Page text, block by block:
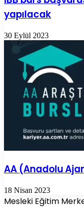
yapılacak
30 Eylül 2023
AA (Anadolu
18 Nisan 2023
Mesleki Eğitim